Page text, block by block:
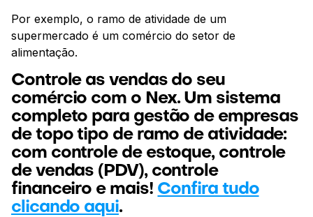
Por exemplo, o ramo de atividade de um
supermercado é um comércio do setor de
alimentação.
Controle as vendas do seu
comércio com o Nex. Um sistema
completo para gestão de empresas
de topo tipo de ramo de atividade:
com controle de estoque, controle
de vendas (PDV), controle
financeiro e mais! Confira tudo
clicando aqui.